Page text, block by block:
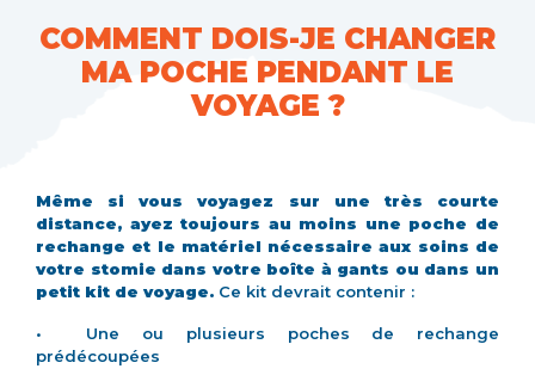
COMMENT DOIS-JE CHANGER
MA POCHE PENDANT LE
VOYAGE ?
Même si vous voyagez sur une très courte
distance, ayez toujours au moins une poche de
rechange et le matériel nécessaire aux soins de
votre stomie dans votre boîte à gants ou dans un
petit kit de voyage. Ce kit devrait contenir :
• Une ou plusieurs poches de rechange
prédécoupées